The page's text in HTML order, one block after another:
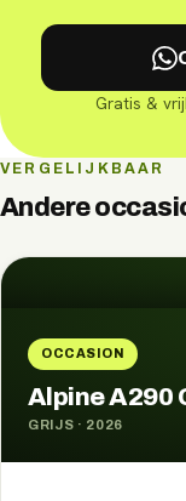
Gratis &
VERGELIJKBAAR
Andere
OCCASION
Alpine A290
GRIJS · 2026